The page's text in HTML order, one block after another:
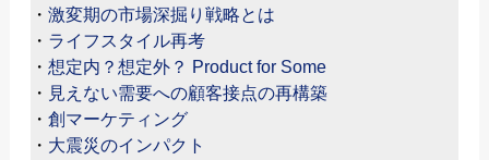
・ 激変期の市場深掘り戦略とは
・ ライフスタイル再考
・ 想定内？想定外？ Product for Some
・ 見えない需要への顧客接点の再構築
・ 創マーケティング
・ 大震災のインパクト